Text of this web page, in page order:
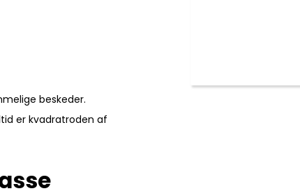
beskeder.
er kvadratroden af